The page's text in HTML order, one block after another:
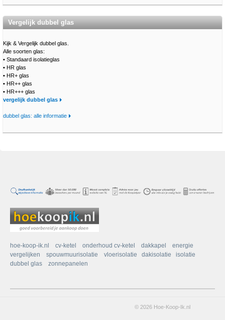
Vergelijk dubbel glas
Kijk & Vergelijk dubbel glas.
Alle soorten glas:
• Standaard isolatieglas
• HR glas
• HR+ glas
• HR++ glas
• HR+++ glas
vergelijk dubbel glas
dubbel glas: alle informatie
hoe-koop-ik.nl cv-ketel onderhoud cv-ketel dakkapel
energie
vergelijken
spouwmuurisolatie vloerisolatie dakisolatie
isolatie
dubbel glas
zonnepanelen
© 2026 Hoe-Koop-Ik.nl